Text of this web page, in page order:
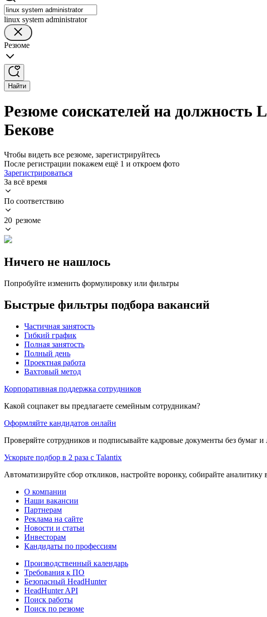
linux system administrator
Резюме
Найти
Резюме соискателей на
Бекове
Чтобы видеть все резюме, зарегистрируйтесь
После регистрации покажем ещё 1 и откроем фото
Зарегистрироваться
За всё время
По соответствию
20 резюме
Ничего не нашлось
Попробуйте изменить формулировку или фильтры
Быстрые фильтры подбора вакансий
Частичная занятость
Гибкий график
Полная занятость
Полный день
Проектная работа
Вахтовый метод
Корпоративная поддержка сотрудников
Какой соцпакет вы предлагаете семейным сотрудникам?
Оформляйте кандидатов онлайн
Проверяйте сотрудников и подписывайте кадровые документы без бумаг и
Ускорьте подбор в 2 раза с Talantix
Автоматизируйте сбор откликов, настройте воронку, собирайте аналитику
О компании
Наши вакансии
Партнерам
Реклама на сайте
Новости и статьи
Инвесторам
Кандидаты по профессиям
Производственный календарь
Требования к ПО
Безопасный HeadHunter
HeadHunter API
Поиск работы
Поиск по резюме